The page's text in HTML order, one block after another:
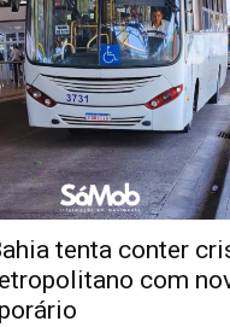
tenta conter
com